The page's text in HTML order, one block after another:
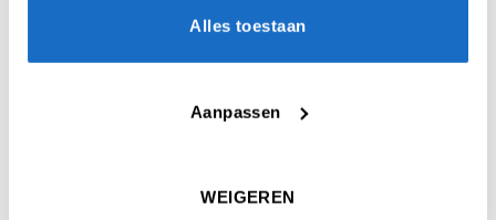
Alles toestaan
Aanpassen
WEIGEREN
tussen duurzaamheid en consistentie. De
diepe enkele en dubbele ringgroeven over de
uitzonderlijke grip en een vloeiende release.